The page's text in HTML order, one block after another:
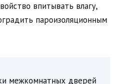
впитывать влагу,
пароизоляционным
межкомнатных дверей